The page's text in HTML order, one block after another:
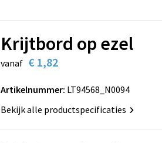
Krijtbord op ezel
vanaf € 1,82
Artikelnummer: LT94568_N0094
Bekijk alle productspecificaties